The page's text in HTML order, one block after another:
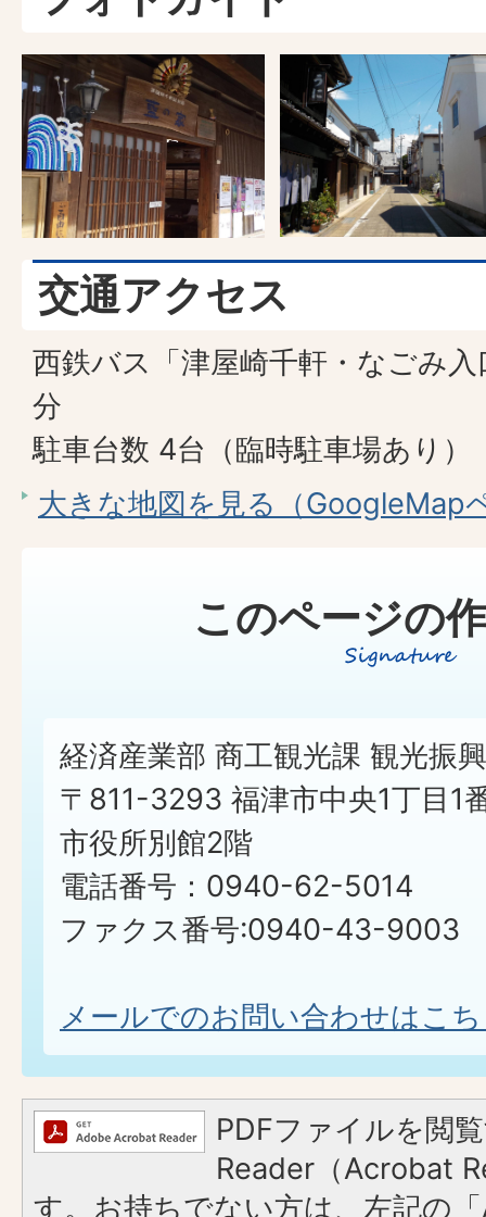
交通アクセス
西鉄バス「津屋崎千軒・なごみ
分
駐車台数 4台（臨時駐車場あり）
大きな地図を見る（GoogleMap
このページの
経済産業部 商工観光課 観光振
〒811-3293 福津市中央1丁目1
市役所別館2階
電話番号：0940-62-5014
ファクス番号:0940-43-9003
メールでのお問い合わせはこ
PDFファイルを閲
Reader（Acrobat
す。お持ちでない方は、左記の